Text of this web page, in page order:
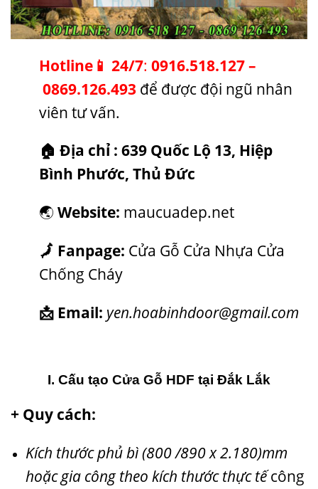
Hotline 📱 24/7: 0916.518.127–
0869.126.493 để được đội ngũ nhân
viên tư vấn.
🏠 Địa chỉ : 639 Quốc Lộ 13, Hiệp
Bình Phước, Thủ Đức
🌏 Website: maucuadep.net
🗾 Fanpage: Cửa Gỗ Cửa Nhựa Cửa
Chống Cháy
📩 Email: yen.hoabinhdoor@gmail.com
I. Cấu tạo Cửa Gỗ HDF tại Đắk Lắk
+ Quy cách:
Kích thước phủ bì (800 /890 x 2.180)mm
hoặc gia công theo kích thước thực tếcông